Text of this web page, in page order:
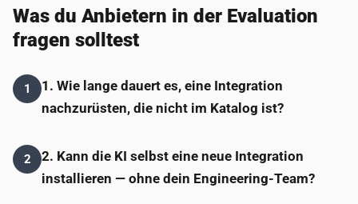
Was du Anbietern in der Evaluation
fragen solltest
1
1. Wie lange dauert es, eine Integration
nachzurüsten, die nicht im Katalog ist?
2
2. Kann die KI selbst eine neue Integration
installieren — ohne dein Engineering-Team?